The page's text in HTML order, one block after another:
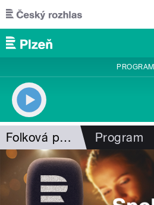
Přejít k hlavnímu obsahu
PROGRAM
Folková pohlazení Program